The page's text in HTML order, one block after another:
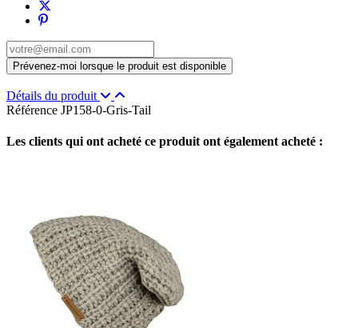
Détails du produit
Référence JP158-0-Gris-Tail
Les clients qui ont acheté ce produit ont également acheté :